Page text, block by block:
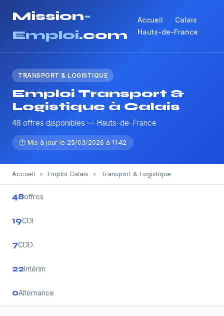
Mission-
Emploi.com
Accueil
Calais
Hauts-de-France
TRANSPORT & LOGISTIQUE
Emploi Transport &
Logistique à Calais
48 offres disponibles — Hauts-de-France
🕐 Mis à jour le 25/03/2026 à 11:42
Accueil › Emploi Calais › Transport & Logistique
48offres
19CDI
7CDD
22Intérim
0Alternance